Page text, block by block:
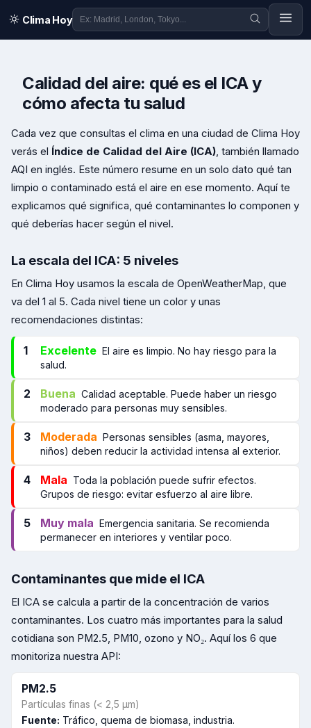
Clima Hoy
Calidad del aire: qué es el ICA y
cómo afecta tu salud
Cada vez que consultas el clima en una ciudad de Clima Hoy
verás el Índice de Calidad del Aire (ICA), también llamado
AQI en inglés. Este número resume en un solo dato qué tan
limpio o contaminado está el aire en ese momento. Aquí te
explicamos qué significa, qué contaminantes lo componen y
qué deberías hacer según el nivel.
La escala del ICA: 5 niveles
En Clima Hoy usamos la escala de OpenWeatherMap, que
va del 1 al 5. Cada nivel tiene un color y unas
recomendaciones distintas:
1 Excelente El aire es limpio. No hay riesgo para la
salud.
2 Buena Calidad aceptable. Puede haber un riesgo
moderado para personas muy sensibles.
3 Moderada Personas sensibles (asma, mayores,
niños) deben reducir la actividad intensa al exterior.
4 Mala Toda la población puede sufrir efectos.
Grupos de riesgo: evitar esfuerzo al aire libre.
5 Muy mala Emergencia sanitaria. Se recomienda
permanecer en interiores y ventilar poco.
Contaminantes que mide el ICA
El ICA se calcula a partir de la concentración de varios
contaminantes. Los cuatro más importantes para la salud
cotidiana son PM2.5, PM10, ozono y NO₂. Aquí los 6 que
monitoriza nuestra API:
PM2.5
Partículas finas (< 2,5 µm)
Fuente: Tráfico, quema de biomasa, industria.